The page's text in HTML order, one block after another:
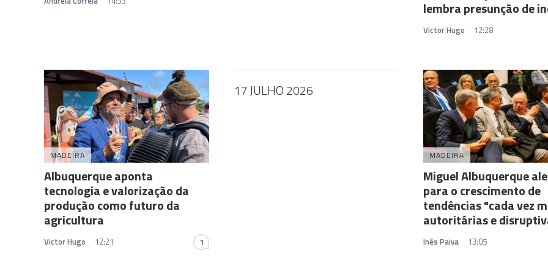
lembra presunção de
Victor Hugo 12:28
MADEIRA
Albuquerque aponta
tecnologia e valorização da
produção como futuro da
agricultura
Victor Hugo 12:21 1
17 JULHO 2026
MADEIRA
Miguel Albuquerque
para o crescimento de
tendências "cada vez
autoritárias e
Inês Paiva 13:05